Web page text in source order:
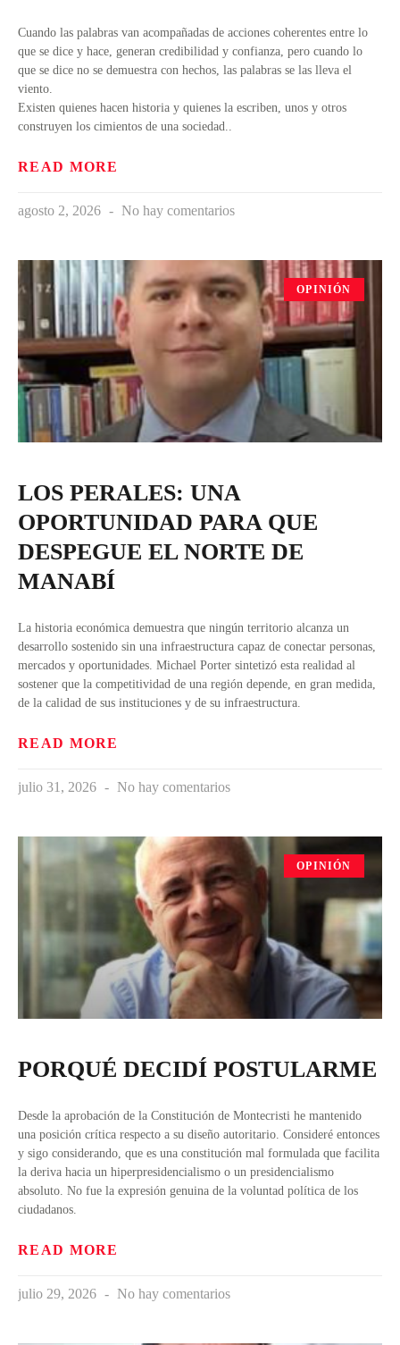
Cuando las palabras van acompañadas de acciones coherentes entre lo
que se dice y hace, generan credibilidad y confianza, pero cuando lo
que se dice no se demuestra con hechos, las palabras se las lleva el
viento.
Existen quienes hacen historia y quienes la escriben, unos y otros
construyen los cimientos de una sociedad..
READ MORE
agosto 2, 2026 No hay comentarios
OPINIÓN
LOS PERALES: UNA
OPORTUNIDAD PARA QUE
DESPEGUE EL NORTE DE
MANABÍ
La historia económica demuestra que ningún territorio alcanza un
desarrollo sostenido sin una infraestructura capaz de conectar personas,
mercados y oportunidades. Michael Porter sintetizó esta realidad al
sostener que la competitividad de una región depende, en gran medida,
de la calidad de sus instituciones y de su infraestructura.
READ MORE
julio 31, 2026 No hay comentarios
OPINIÓN
PORQUÉ DECIDÍ POSTULARME
Desde la aprobación de la Constitución de Montecristi he mantenido
una posición crítica respecto a su diseño autoritario. Consideré entonces
y sigo considerando, que es una constitución mal formulada que facilita
la deriva hacia un hiperpresidencialismo o un presidencialismo
absoluto. No fue la expresión genuina de la voluntad política de los
ciudadanos.
READ MORE
julio 29, 2026 No hay comentarios